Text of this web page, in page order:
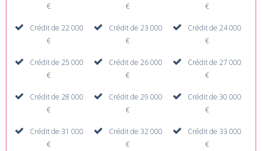
€
€
€
Crédit de 22 000
€
Crédit de 23 000
€
Crédit de 24 000
€
Crédit de 25 000
€
Crédit de 26 000
€
Crédit de 27 000
€
Crédit de 28 000
€
Crédit de 29 000
€
Crédit de 30 000
€
Crédit de 31 000
€
Crédit de 32 000
€
Crédit de 33 000
€